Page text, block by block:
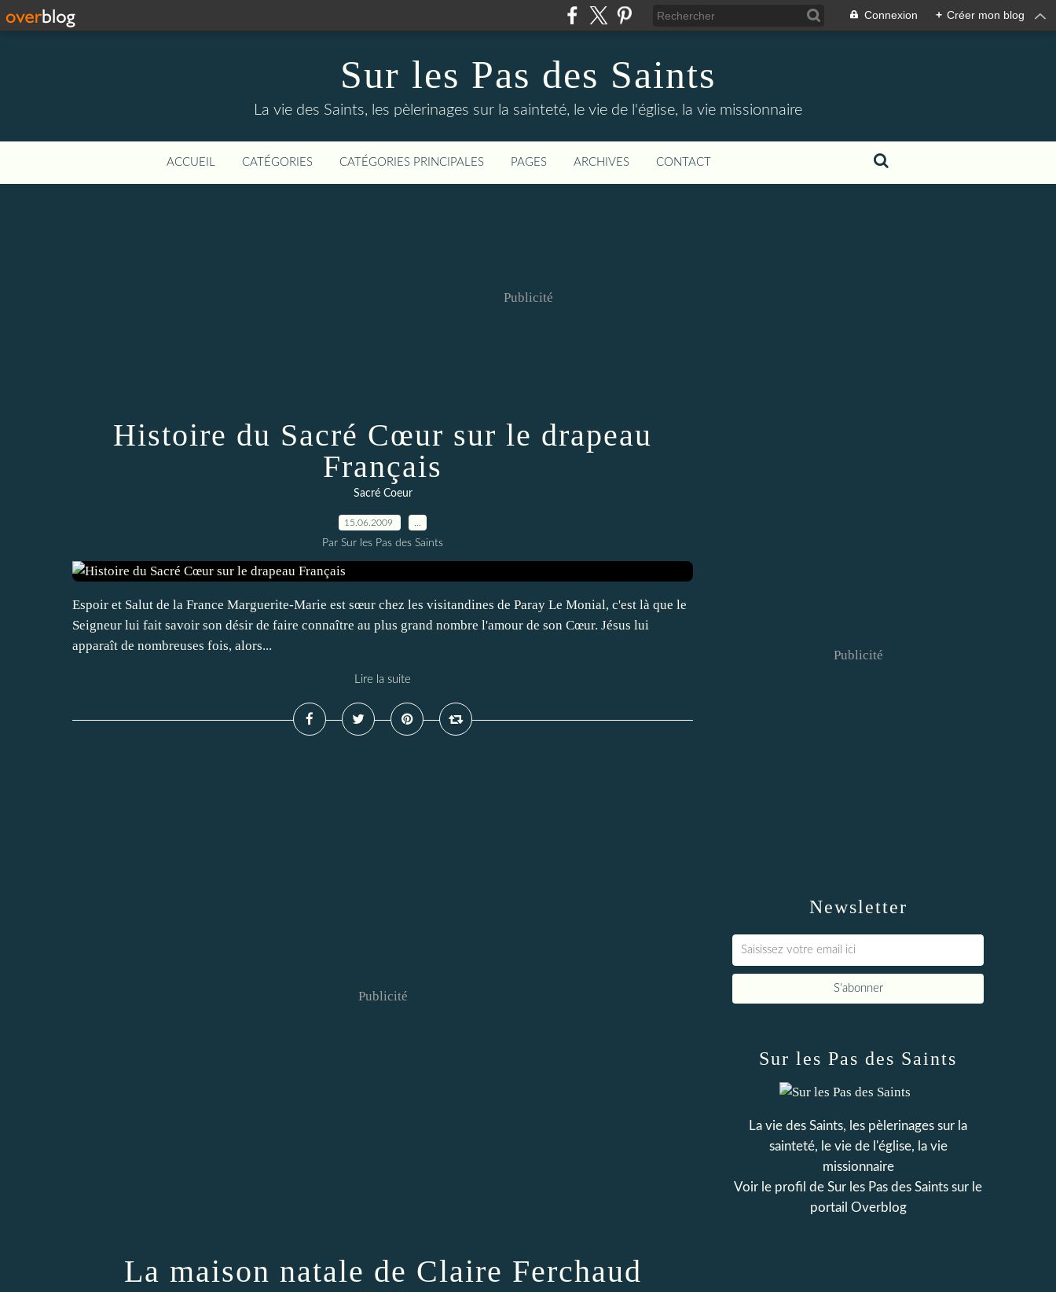
Connexion + Créer mon blog
Sur les Pas des Saints
La vie des Saints, les pèlerinages sur la sainteté, le vie de l'église, la vie missionnaire
ACCUEIL CATÉGORIES CATÉGORIES PRINCIPALES PAGES ARCHIVES CONTACT
Publicité
Histoire du Sacré Cœur sur le drapeau
Français
Sacré Coeur
15.06.2009
Par Sur les Pas des Saints
Espoir et Salut de la France Marguerite-Marie est sœur chez les visitandines de Paray Le Monial, c'est là que le
Seigneur lui fait savoir son désir de faire connaître au plus grand nombre l'amour de son Cœur. Jésus lui
apparaît de nombreuses fois, alors...
Lire la suite
Publicité
La maison natale de Claire Ferchaud
Newsletter
Publicité
Sur les Pas des Saints
La vie des Saints, les pèlerinages sur la
sainteté, le vie de l'église, la vie
missionnaire
Voir le profil de Sur les Pas des Saints sur le
portail Overblog